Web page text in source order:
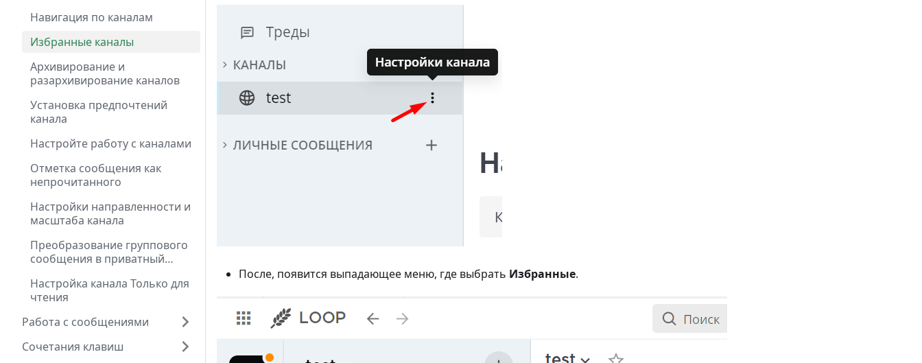
Навигация по каналам
Избранные каналы
Архивирование и
разархивирование каналов
Установка предпочтений
канала
Настройте работу с каналами
Отметка сообщения как
непрочитанного
Настройки направленности и
масштаба канала
Преобразование группового
сообщения в приватный
Настройка канала Только для
чтения
Работа с сообщениями
Сочетания клавиш
После, появится выпадающее меню, где выбрать Избранные.